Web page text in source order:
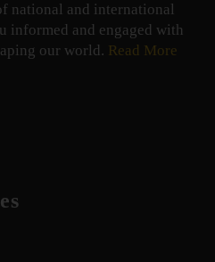
national and international
informed and engaged with
our world. Read More